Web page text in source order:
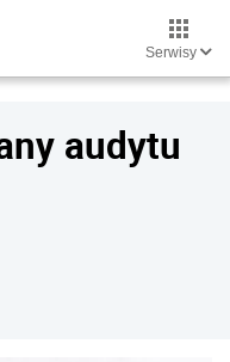
Serwisy
audytu